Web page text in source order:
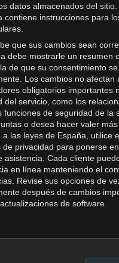
datos almacenados del
contiene instrucciones para
que sus cambios sean
debe mostrarle un resumen
de que su consentimiento
Los cambios no afectan
obligatorios importantes
del servicio, como los
funciones de seguridad de la
o desea hacer valer
a las leyes de España, utilice
de privacidad para ponerse
asistencia. Cada cliente
en línea manteniendo el
Revise sus opciones de
después de cambios
de software.